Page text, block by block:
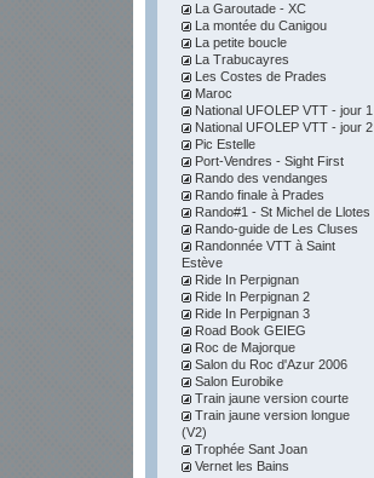
La Garoutade - XC
La montée du Canigou
La petite boucle
La Trabucayres
Les Costes de Prades
Maroc
National UFOLEP VTT - jour 1
National UFOLEP VTT - jour 2
Pic Estelle
Port-Vendres - Sight First
Rando des vendanges
Rando finale à Prades
Rando#1 - St Michel de Llotes
Rando-guide de Les Cluses
Randonnée VTT à Saint
Estève
Ride In Perpignan
Ride In Perpignan 2
Ride In Perpignan 3
Road Book GEIEG
Roc de Majorque
Salon du Roc d'Azur 2006
Salon Eurobike
Train jaune version courte
Train jaune version longue
(V2)
Trophée Sant Joan
Vernet les Bains